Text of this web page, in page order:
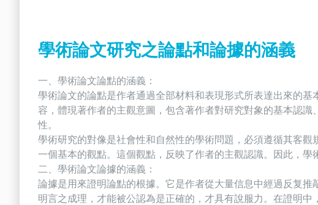
學術論文研究之論點和論據的涵義
一、學術論文論點的涵義：
學術論文的論點是作者通過全部材料和表現形式所表達出來的
容，體現著作者的主觀意圖，包含著作者對研究對象的基本認
性。
學術研究的對像是社會性和自然性的學術問題，必須遵循其客
一個基本的觀點。這個觀點，反映了作者的主觀認識。因此，學
二、學術論文論據的涵義：
論據是用來證明論點的根據。它是作者從大量信息中經過反复
明言之成理，才能被公認為是正確的，才具有說服力。在證明中